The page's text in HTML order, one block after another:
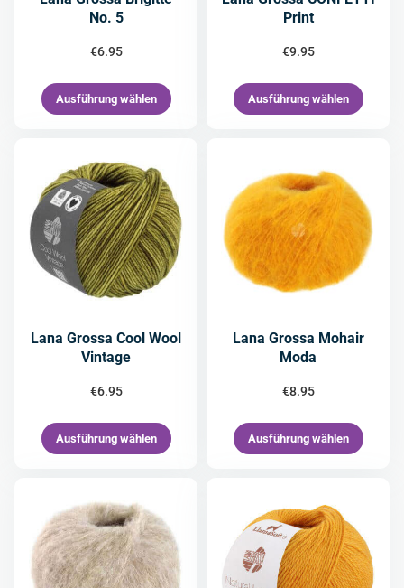
No. 5
€6.95
Ausführung wählen
Print
€9.95
Ausführung wählen
Lana Grossa Cool Wool
Vintage
€6.95
Ausführung wählen
Lana Grossa Mohair
Moda
€8.95
Ausführung wählen